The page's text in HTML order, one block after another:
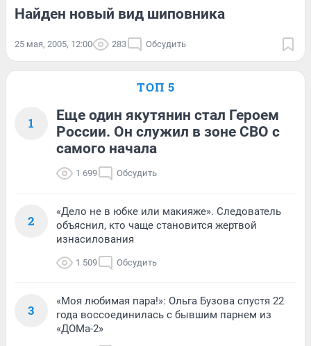
Найден новый вид шиповника
25 мая, 2005, 12:00 283 Обсудить
ТОП 5
1
Еще один якутянин стал Героем
России. Он служил в зоне СВО с
самого начала
1 699 Обсудить
2
«Дело не в юбке или макияже». Следователь
объяснил, кто чаще становится жертвой
изнасилования
1 509 Обсудить
3
«Моя любимая пара!»: Ольга Бузова спустя 22
года воссоединилась с бывшим парнем из
«ДОМа-2»